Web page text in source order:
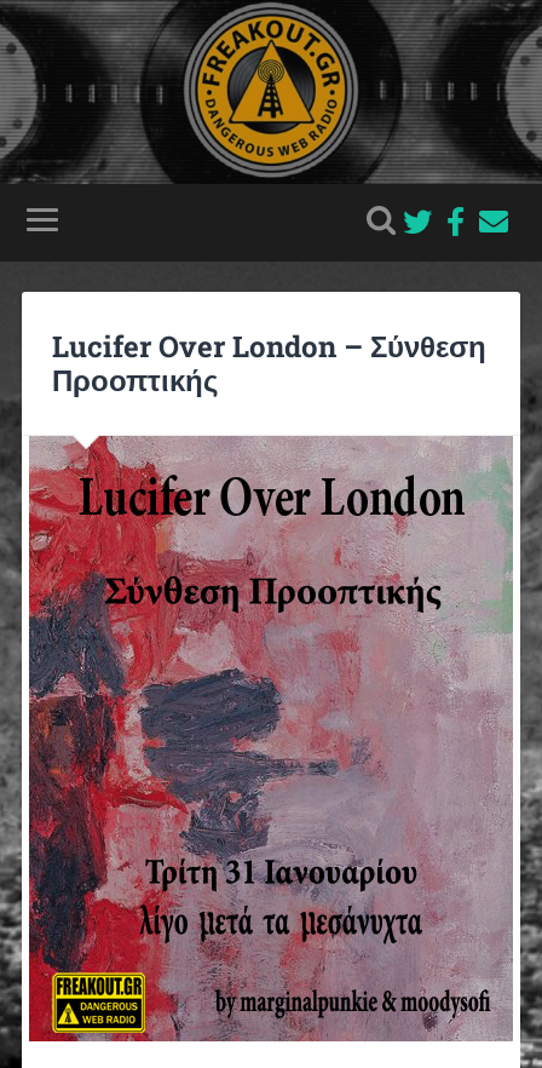
Lucifer Over London – Σύνθεση
Προοπτικής